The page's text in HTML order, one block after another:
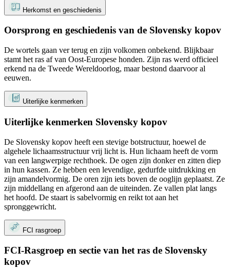
Herkomst en geschiedenis
Oorsprong en geschiedenis van de Slovensky kopov
De wortels gaan ver terug en zijn volkomen onbekend. Blijkbaar
stamt het ras af van Oost-Europese honden. Zijn ras werd officieel
erkend na de Tweede Wereldoorlog, maar bestond daarvoor al
eeuwen.
Uiterlijke kenmerken
Uiterlijke kenmerken Slovensky kopov
De Slovensky kopov heeft een stevige botstructuur, hoewel de
algehele lichaamsstructuur vrij licht is. Hun lichaam heeft de vorm
van een langwerpige rechthoek. De ogen zijn donker en zitten diep
in hun kassen. Ze hebben een levendige, gedurfde uitdrukking en
zijn amandelvormig. De oren zijn iets boven de ooglijn geplaatst. Ze
zijn middellang en afgerond aan de uiteinden. Ze vallen plat langs
het hoofd. De staart is sabelvormig en reikt tot aan het
spronggewricht.
FCI rasgroep
FCI-Rasgroep en sectie van het ras de Slovensky
kopov